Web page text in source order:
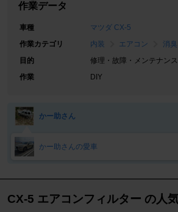
作業データ
車種
マツダ CX-5
作業カテゴリ
内装 エアコン
消臭
目的
修理・故障・メンテナンス
作業
DIY
かー助さん
かー助さんの愛車
CX-5 エアコンフィルター の人